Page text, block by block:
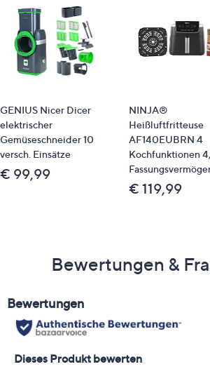
GENIUS Nicer Dicer
elektrischer
Gemüseschneider 10
versch. Einsätze
€ 99,99
NINJA®
Heißluftfritteuse
AF140EUBRN 4
Kochfunktionen
€ 119,99
Bewertungen &